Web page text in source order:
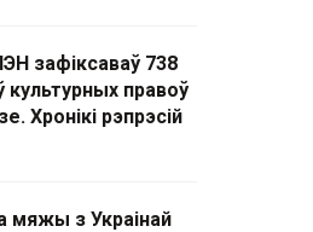
зафіксаваў 738
культурных правоў
Хронікі рэпрэсій
мяжы з Украінай